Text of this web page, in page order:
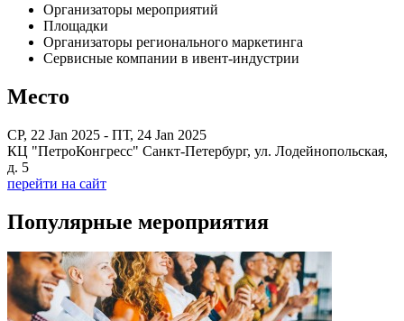
Организаторы мероприятий
Площадки
Организаторы регионального маркетинга
Сервисные компании в ивент-индустрии
Место
СР, 22 Jan 2025 - ПТ, 24 Jan 2025
КЦ "ПетроКонгресс" Санкт-Петербург, ул. Лодейнопольская,
д. 5
перейти на сайт
Популярные мероприятия